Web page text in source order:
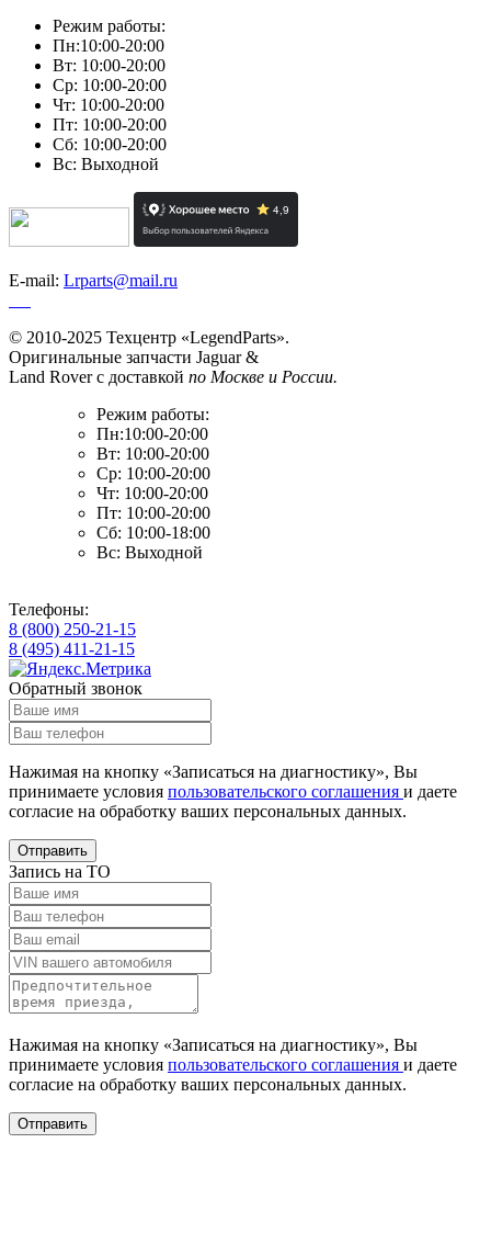
Режим работы:
Пн:10:00-20:00
Вт: 10:00-20:00
Ср: 10:00-20:00
Чт: 10:00-20:00
Пт: 10:00-20:00
Сб: 10:00-20:00
Вс: Выходной
E-mail: Lrparts@mail.ru
© 2010-2025 Техцентр «LegendParts».
Оригинальные запчасти Jaguar &
Land Rover с доставкой по Москве и России.
Режим работы:
Пн:10:00-20:00
Вт: 10:00-20:00
Ср: 10:00-20:00
Чт: 10:00-20:00
Пт: 10:00-20:00
Сб: 10:00-18:00
Вс: Выходной
Телефоны:
8 (800) 250-21-15
8 (495) 411-21-15
Обратный звонок
Нажимая на кнопку «Записаться на диагностику», Вы
принимаете условия пользовательского соглашения и даете
согласие на обработку ваших персональных данных.
Отправить
Запись на ТО
Нажимая на кнопку «Записаться на диагностику», Вы
принимаете условия пользовательского соглашения и даете
согласие на обработку ваших персональных данных.
Отправить